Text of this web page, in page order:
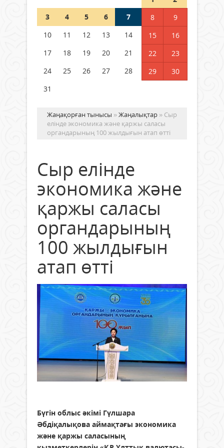
Германия аптап ыстыққа
бастады
04 тамыз 2026 ж.
3
4 5 6 7 8
9
10
11 12 13 14 15
16
17
18 19 20 21 22
23
24
25 26 27 28 29
30
31
Жаңақорған тынысы »Жаңалықтар » Сыр
елінде экономика және қаржы саласы
органдарының 100 жылдығын атап өтті
Сыр елінде
экономика және
қаржы саласы
органдарының
100 жылдығын
атап өтті
Бүгін облыс әкімі Гүлшара
Әбдіқалықова аймақтағы экономика
және қаржы саласының